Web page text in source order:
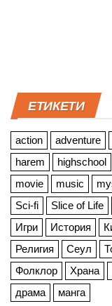
ЕТИКЕТИ
action adventure
harem
highschool
movie
music
Sci-fi
Slice of Life
Игри
История
Религия
Сеул
Фолклор
Храна
драма
манга